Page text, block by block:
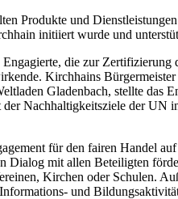
Produkte und
initiiert wurde und
die zur
Kirchhains
Gladenbach, stellte das
Nachhaltigkeitsziele der UN
für den fairen Handel
mit allen Beteiligten
Kirchen oder Schulen.
und